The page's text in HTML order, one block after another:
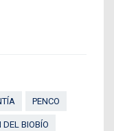
PENCO
DEL BIOBÍO